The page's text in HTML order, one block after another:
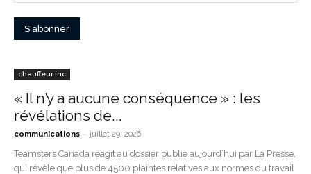
chauffeur inc
« Il n’y a aucune conséquence » : les
révélations de...
communications - juillet 29, 2026
Teamsters Canada réagit au dossier publié aujourd’hui par La Presse,
qui révèle que plus de 4500 plaintes relatives aux normes du travail